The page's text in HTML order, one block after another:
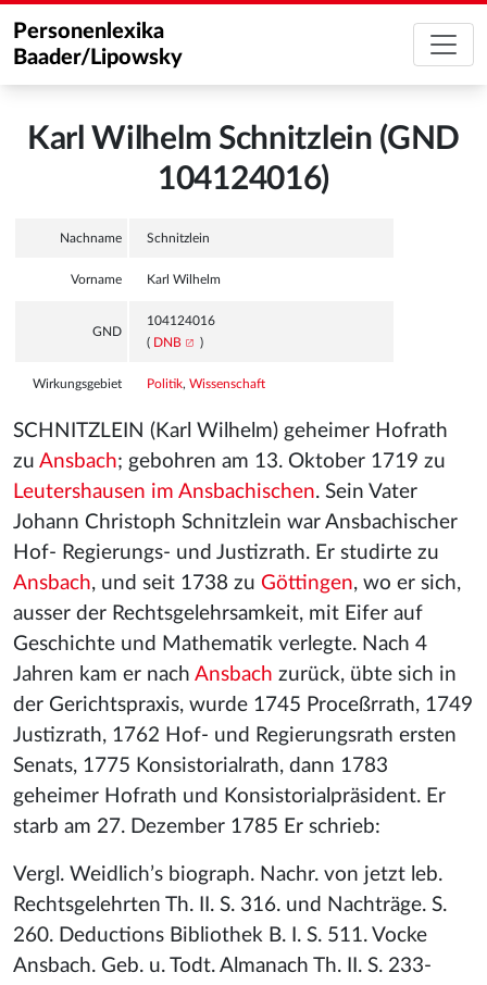
Personenlexika
Baader/Lipowsky
Karl Wilhelm Schnitzlein (GND
104124016)
Nachname Schnitzlein
Vorname Karl Wilhelm
GND
104124016
( DNB )
Wirkungsgebiet Politik, Wissenschaft
SCHNITZLEIN (Karl Wilhelm) geheimer Hofrath
zu Ansbach; gebohren am 13. Oktober 1719 zu
Leutershausen im Ansbachischen. Sein Vater
Johann Christoph Schnitzlein war Ansbachischer
Hof- Regierungs- und Justizrath. Er studirte zu
Ansbach, und seit 1738 zu Göttingen, wo er sich,
ausser der Rechtsgelehrsamkeit, mit Eifer auf
Geschichte und Mathematik verlegte. Nach 4
Jahren kam er nach Ansbach zurück, übte sich in
der Gerichtspraxis, wurde 1745 Proceßrrath, 1749
Justizrath, 1762 Hof- und Regierungsrath ersten
Senats, 1775 Konsistorialrath, dann 1783
geheimer Hofrath und Konsistorialpräsident. Er
starb am 27. Dezember 1785 Er schrieb:
Vergl. Weidlich’s biograph. Nachr. von jetzt leb.
Rechtsgelehrten Th. II. S. 316. und Nachträge. S.
260. Deductions Bibliothek B. I. S. 511. Vocke
Ansbach. Geb. u. Todt. Almanach Th. II. S. 233-